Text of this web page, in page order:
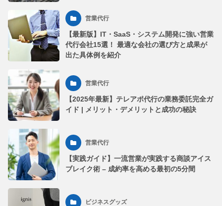
営業代行
【最新版】IT・SaaS・システム開発に強い営業
代行会社15選！ 最適な会社の選び方と成果が
出た具体例を紹介
営業代行
【2025年最新】テレアポ代行の業務委託完全ガ
イド | メリット・デメリットと成功の秘訣
営業代行
【実践ガイド】一流営業が実践する商談アイス
ブレイク術 – 成約率を高める最初の5分間
ビジネスグッズ